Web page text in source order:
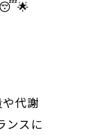
😴🌟
や代謝
ンスに